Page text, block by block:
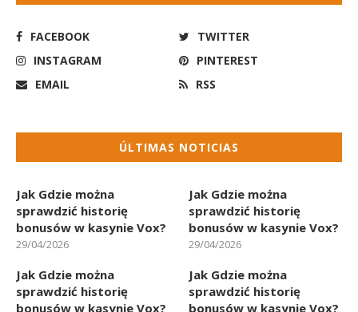
FACEBOOK
TWITTER
INSTAGRAM
PINTEREST
EMAIL
RSS
ÚLTIMAS NOTICIAS
Jak Gdzie można
sprawdzić historię
bonusów w kasynie Vox?
29/04/2026
Jak Gdzie można
sprawdzić historię
bonusów w kasynie Vox?
29/04/2026
Jak Gdzie można
sprawdzić historię
bonusów w kasynie Vox?
Jak Gdzie można
sprawdzić historię
bonusów w kasynie Vox?